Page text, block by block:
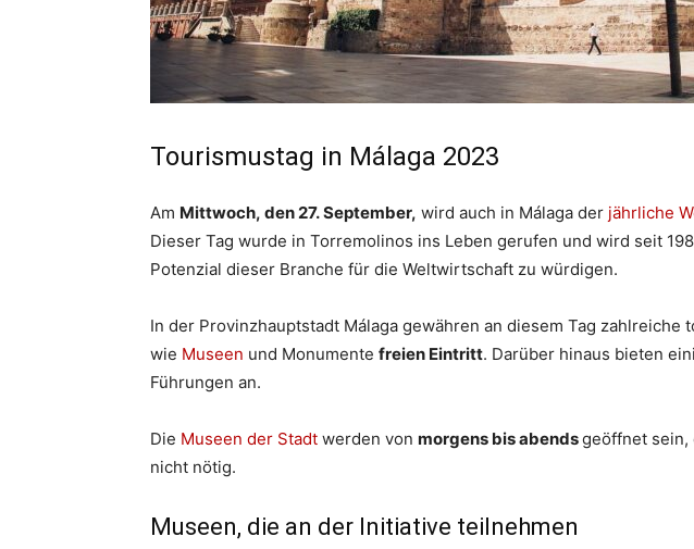
Tourismustag in Málaga 2023
Am Mittwoch, den 27. September, wird auch in Málaga der jährliche
Dieser Tag wurde in Torremolinos ins Leben gerufen und wird seit
Potenzial dieser Branche für die Weltwirtschaft zu würdigen.
In der Provinzhauptstadt Málaga gewähren an diesem Tag zahlreiche
wie Museen und Monumente freien Eintritt. Darüber hinaus bieten
Führungen an.
Die Museen der Stadt werden von morgens bis abendsgeöffnet sein,
nicht nötig.
Museen, die an der Initiative teilnehmen